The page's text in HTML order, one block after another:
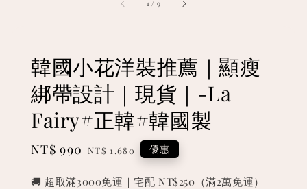
1 / 9
韓國小花洋裝推薦｜顯瘦
綁帶設計｜現貨｜-La
Fairy#正韓#韓國製
Sale
NT$ 990 Regular
NT$ 1,680 優惠
🚚 超取滿3000免運｜宅配 NT$250（滿2萬免運）